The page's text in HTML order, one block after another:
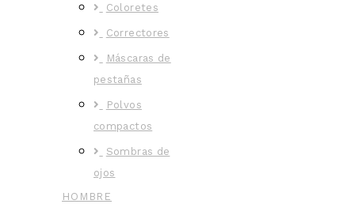
Coloretes
Correctores
Máscaras de
pestañas
Polvos
compactos
Sombras de
ojos
HOMBRE